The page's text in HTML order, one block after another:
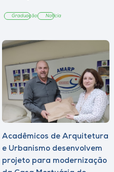
Graduação Notícia
Acadêmicos de Arquitetura
e Urbanismo desenvolvem
projeto para modernização